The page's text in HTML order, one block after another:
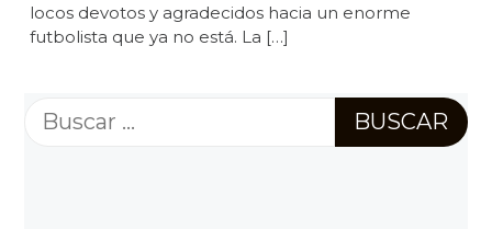
locos devotos y agradecidos hacia un enorme
futbolista que ya no está. La […]
Buscar: